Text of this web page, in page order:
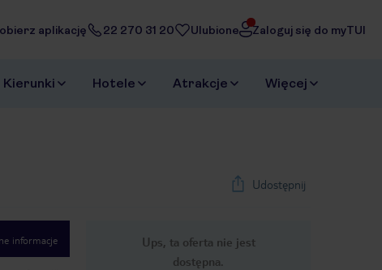
aplikację 22 270 31 20 Ulubione Zaloguj się do myTUI
Kierunki Hotele Atrakcje Więcej
Udostępnij
Ups, ta oferta nie jest
dostępna.
informacje
1 /39